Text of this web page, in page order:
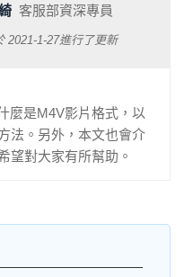
客服部資深專員
2021-1-27進行了更新
麼是M4V影片格式，以
法。另外，本文也會介
望對大家有所幫助。